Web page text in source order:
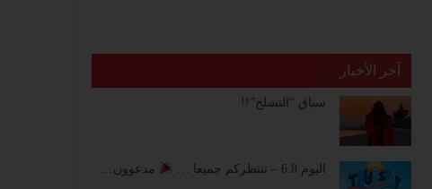
آخر الأخبار
سباق “التشلح”!!
اليوم 6.8 – ننتظركم جميعا … مدعوون…